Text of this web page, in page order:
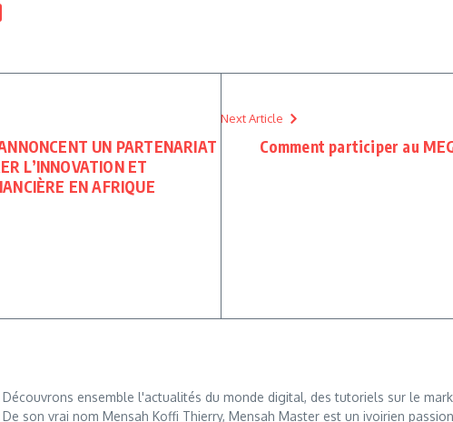
UN PARTENARIAT
L’INNOVATION ET
EN AFRIQUE
Next Article
Comment participer au
ensemble l'actualités du monde digital, des tutoriels sur le
son vrai nom Mensah Koffi Thierry, Mensah Master est un ivoirien